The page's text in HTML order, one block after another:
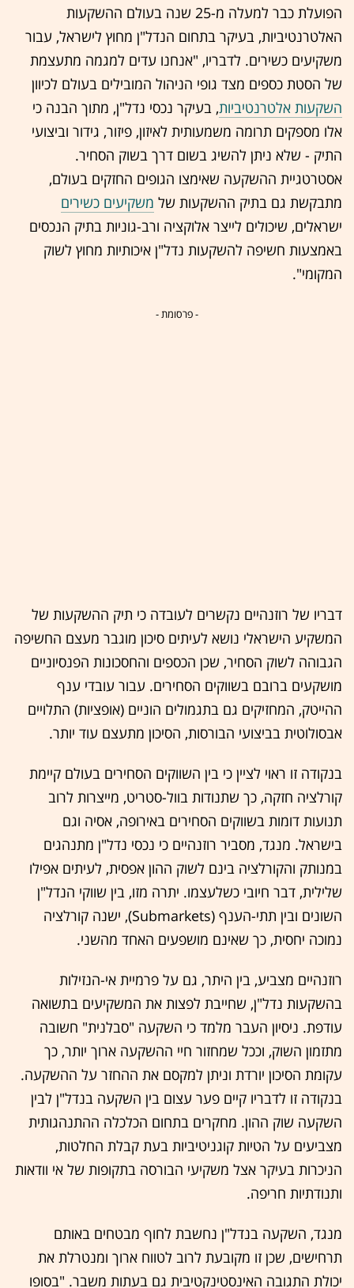
הפועלת כבר למעלה מ-25 שנה בעולם ההשקעות
האלטרנטיביות, בעיקר בתחום הנדל"ן מחוץ לישראל, עבור
משקיעים כשירים. לדבריו, "אנחנו עדים למגמה מתעצמת
של הסטת כספים מצד גופי הניהול המובילים בעולם לכיוון
השקעות אלטרנטיביות, בעיקר נכסי נדל"ן, מתוך הבנה כי
אלו מספקים תרומה משמעותית לאיזון, פיזור, גידור וביצועי
התיק - שלא ניתן להשיג בשום דרך בשוק הסחיר.
אסטרטגיית ההשקעה שאימצו הגופים החזקים בעולם,
מתבקשת גם בתיק ההשקעות של משקיעים כשירים
ישראלים, שיכולים לייצר אלוקציה ורב-גוניות בתיק הנכסים
באמצעות חשיפה להשקעות נדל"ן איכותיות מחוץ לשוק
המקומי".
- פרסומת -
דבריו של רוזנהיים נקשרים לעובדה כי תיק ההשקעות של
המשקיע הישראלי נושא לעיתים סיכון מוגבר מעצם החשיפה
הגבוהה לשוק הסחיר, שכן הכספים והחסכונות הפנסיוניים
מושקעים ברובם בשווקים הסחירים. עבור עובדי ענף
ההייטק, המחזיקים גם בתגמולים הוניים (אופציות) התלויים
אבסולוטית בביצועי הבורסות, הסיכון מתעצם עוד יותר.
בנקודה זו ראוי לציין כי בין השווקים הסחירים בעולם קיימת
קורלציה חזקה, כך שתנודות בוול-סטריט, מייצרות לרוב
תנועות דומות בשווקים הסחירים באירופה, אסיה וגם
בישראל. מנגד, מסביר רוזנהיים כי נכסי נדל"ן מתנהגים
במנותק והקורלציה בינם לשוק ההון אפסית, לעיתים אפילו
שלילית, דבר חיובי כשלעצמו. יתרה מזו, בין שווקי הנדל"ן
השונים ובין תתי-הענף (Submarkets), ישנה קורלציה
נמוכה יחסית, כך שאינם מושפעים האחד מהשני.
רוזנהיים מצביע, בין היתר, גם על פרמיית אי-הנזילות
בהשקעות נדל"ן, שחייבת לפצות את המשקיעים בתשואה
עודפת. ניסיון העבר מלמד כי השקעה "סבלנית" חשובה
מתזמון השוק, וככל שמחזור חיי ההשקעה ארוך יותר, כך
עקומת הסיכון יורדת וניתן למקסם את ההחזר על ההשקעה.
בנקודה זו לדבריו קיים פער עצום בין השקעה בנדל"ן לבין
השקעה שוק ההון. מחקרים בתחום הכלכלה ההתנהגותית
מצביעים על הטיות קוגניטיביות בעת קבלת החלטות,
הניכרות בעיקר אצל משקיעי הבורסה בתקופות של אי וודאות
ותנודתיות חריפה.
מנגד, השקעה בנדל"ן נחשבת לחוף מבטחים באותם
תרחישים, שכן זו מקובעת לרוב לטווח ארוך ומנטרלת את
יכולת התגובה האינסטינקטיבית גם בעתות משבר. "בסופו